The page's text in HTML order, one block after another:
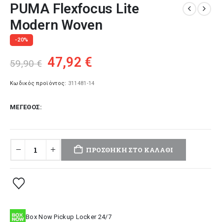
PUMA Flexfocus Lite
Modern Woven
-20%
59,90€ Original
was:
47,92 €
τιμή
Κωδικός προϊόντος: 311481-14
ΜΈΓΕΘΟΣ
ΠΡΟΣΘΉΚΗ ΣΤΟ ΚΑΛΆΘΙ
Box Now Pickup Locker 24/7